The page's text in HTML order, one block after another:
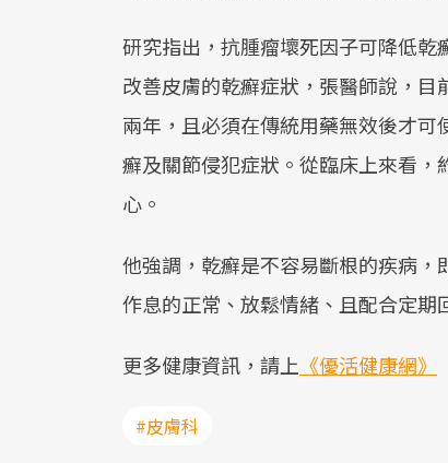
研究指出，抗腫瘤壞死因子可降低
改善皮膚的乾癬症狀，張醫師說，
兩年，且必須在傳統用藥無效後才
癬及關節侵犯症狀。從臨床上來看
心。
他強調，乾癬是不容易斷根的疾病
作息的正常、放鬆情緒、且配合定期
更多健康資訊，請上 《優活健康網》
#皮膚科